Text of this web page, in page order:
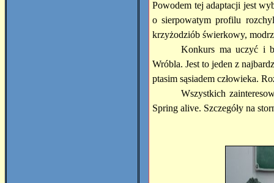
Powodem tej adaptacji jest
o sierpowatym profilu
krzyżodziób świerkowy,
Konkurs ma uczyć i
Wróbla. Jest to jeden z
ptasim sąsiadem człowieka.
Wszystkich
Spring alive. Szczegóły na